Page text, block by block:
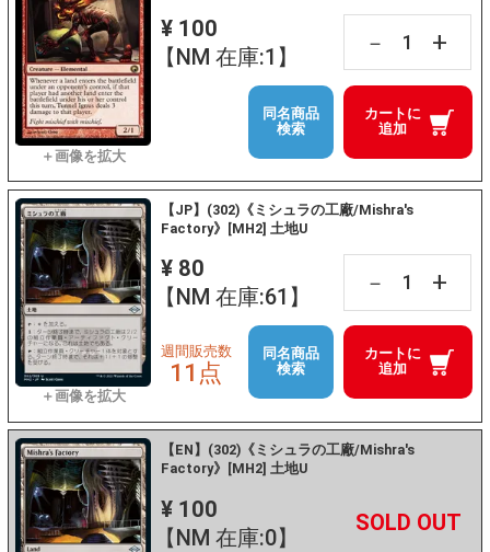
¥ 100
【NM 在庫:1】
－ +
カートに
追加
同名商品
検索
【JP】(302)《ミシュラの工廠/Mishra's
Factory》[MH2] 土地U
¥ 80
【NM 在庫:61】
－ +
カートに
追加
週間販売数
11点
同名商品
検索
【EN】(302)《ミシュラの工廠/Mishra's
Factory》[MH2] 土地U
¥ 100
【NM 在庫:0】
－ +